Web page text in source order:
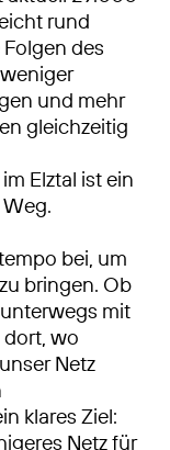
rund
des
und mehr
gleichzeitig
Elztal ist ein
bei, um
bringen. Ob
mit
wo
Netz
klares Ziel:
Netz für